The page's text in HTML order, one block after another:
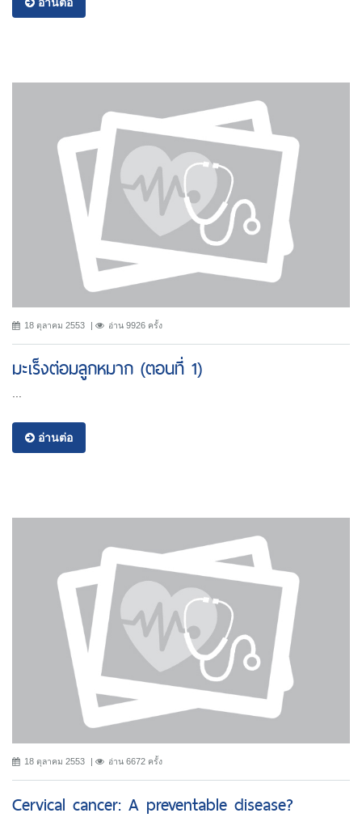
18 ตุลาคม 2553 อ่าน 9926 ครั้ง
มะเร็งต่อมลูกหมาก (ตอนที่ 1)
...
อ่านต่อ
18 ตุลาคม 2553 อ่าน 6672 ครั้ง
Cervical cancer: A preventable disease?